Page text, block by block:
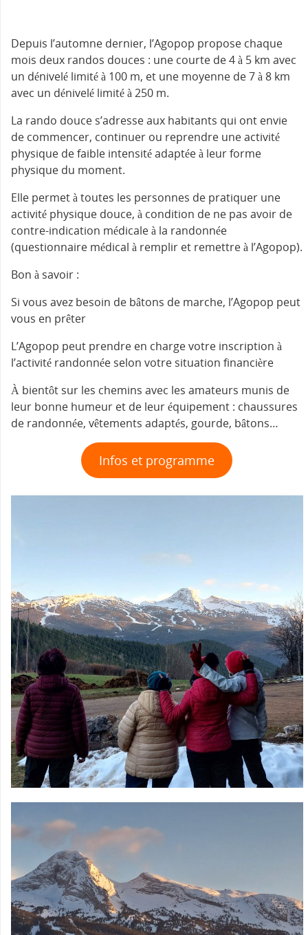
Depuis l’automne dernier, l’Agopop propose chaque
mois deux randos douces : une courte de 4 à 5 km avec
un dénivelé limité à 100 m, et une moyenne de 7 à 8 km
avec un dénivelé limité à 250 m.
La rando douce s’adresse aux habitants qui ont envie
de commencer, continuer ou reprendre une activité
physique de faible intensité adaptée à leur forme
physique du moment.
Elle permet à toutes les personnes de pratiquer une
activité physique douce, à condition de ne pas avoir de
contre-indication médicale à la randonnée
(questionnaire médical à remplir et remettre à l’Agopop).
Bon à savoir :
Si vous avez besoin de bâtons de marche, l’Agopop peut
vous en prêter
L’Agopop peut prendre en charge votre inscription à
l’activité randonnée selon votre situation financière
À bientôt sur les chemins avec les amateurs munis de
leur bonne humeur et de leur équipement : chaussures
de randonnée, vêtements adaptés, gourde, bâtons…
Infos et programme